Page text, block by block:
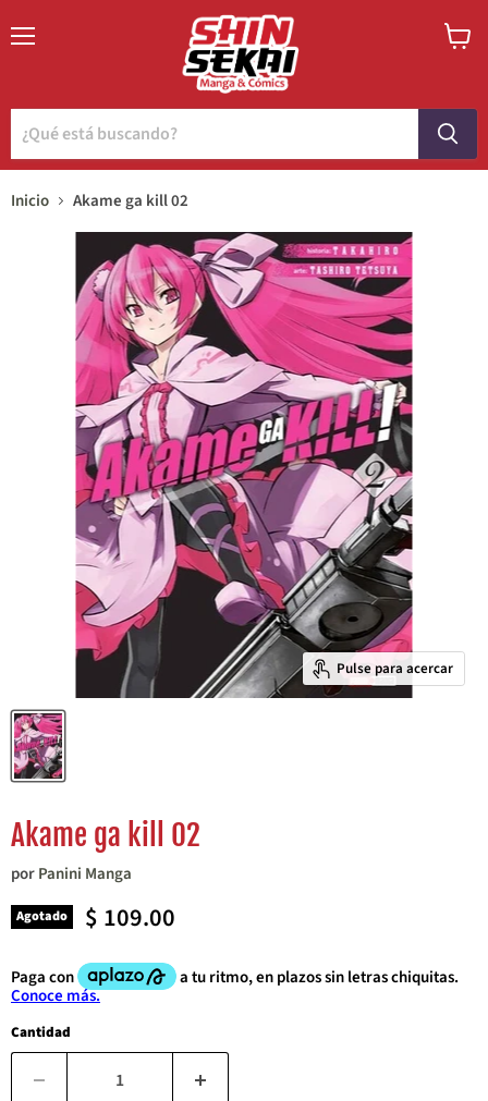
Inicio Akame ga kill 02
Pulse para acercar
Akame ga kill 02
porPanini Manga
Agotado Precio actual
$ 109.00
Cantidad